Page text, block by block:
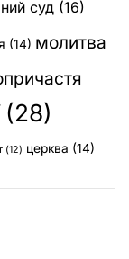
суд (16)
(14) молитва
(28)
(12) церква (14)